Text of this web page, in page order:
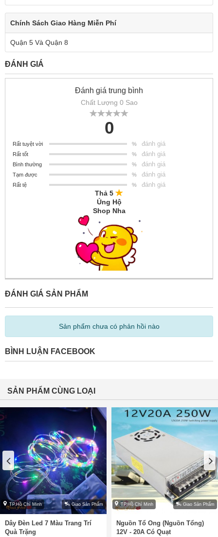
Chính Sách Giao Hàng Miễn Phí
Quận 5 Và Quận 8
ĐÁNH GIÁ
Đánh giá trung bình
Chất Lượng 0 Sao
0
Rất tuyệt vời % đánh giá
Rất tốt % đánh giá
Bình thường % đánh giá
Tạm được % đánh giá
Rất tệ % đánh giá
Thả 5
Ủng Hộ
Shop Nha
ĐÁNH GIÁ SẢN PHẨM
Sản phẩm chưa có phản hồi nào
BÌNH LUẬN FACEBOOK
SẢN PHẨM CÙNG LOẠI
TP.Hồ Chí Minh Giao Sản Phẩm
Dây Đèn Led 7 Màu Trang Trí
Quà Trặng
TP.Hồ Chí Minh Giao Sản Phẩm
Nguồn Tổ Ong (Nguồn Tổng)
12V - 20A Có Quạt